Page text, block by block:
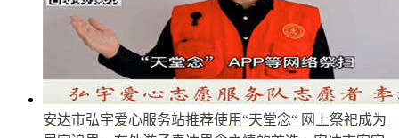
安达市弘宇爱心服务站推荐使用“天堂念“ 网上祭祀成为